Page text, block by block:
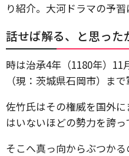
り紹介。大河ドラマの予習
話せば解る、と思っ
時は治承4年（1180年）11
（現：茨城県石岡市）ま
佐竹氏はその権威を国外
はいないほどの勢力を誇っ
そこへ真っ向からぶつか